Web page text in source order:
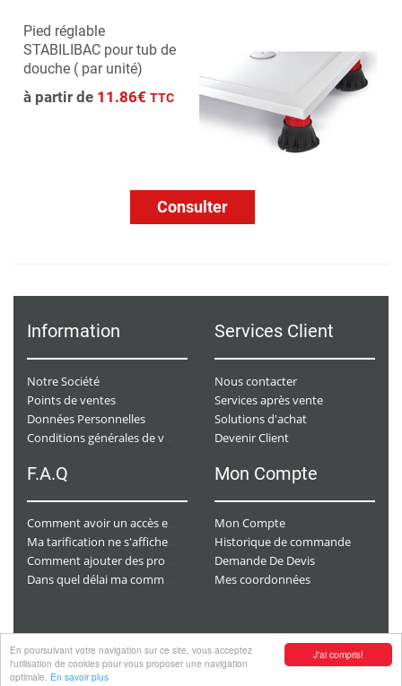
J'ai compris!
En poursuivant votre navigation sur ce site, vous acceptez
l'utilisation de cookies pour vous proposer une navigation
optimale. En savoir plus
Pied réglable
STABILIBAC pour tub de
douche ( par unité)
à partir de 11.86€ TTC
Consulter
Information
Notre Société
Points de ventes
Données Personnelles
Services Client
Nous contacter
Services après vente
Solutions d'achat
Devenir Client
F.A.Q Mon Compte
Mon Compte
Historique de commande
Demande De Devis
Mes coordonnées
Copyright© 2026 CHAURACI bySoft13.